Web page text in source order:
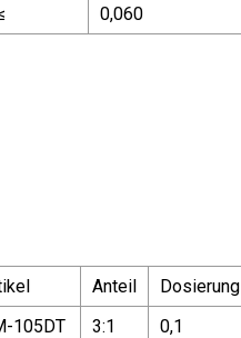
0,060
Anteil
Dosierung
105DT 3:1
0,1